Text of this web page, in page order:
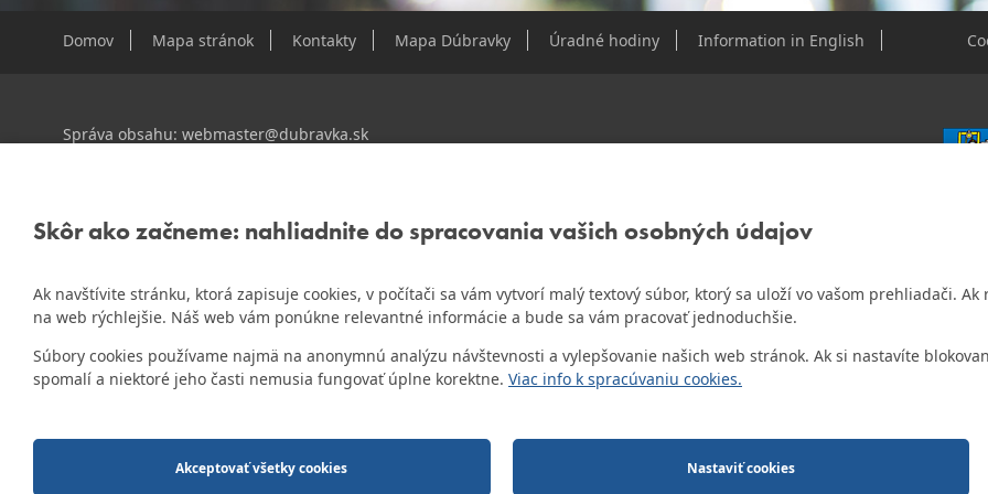
Skôr ako začneme: nahliadnite do spracovania vašich osobných údajov
Ak navštívite stránku, ktorá zapisuje cookies, v počítači sa vám vytvorí malý textový súbor, ktorý sa uloží vo vašom prehliadači.
na web rýchlejšie. Náš web vám ponúkne relevantné informácie a bude sa vám pracovať jednoduchšie.
Súbory cookies používame najmä na anonymnú analýzu návštevnosti a vylepšovanie našich web stránok. Ak si nastavíte
spomalí a niektoré jeho časti nemusia fungovať úplne korektne. Viac info k spracúvaniu cookies.
Domov Mapa stránok Kontakty Mapa Dúbravky Úradné hodiny Information in English
Správa obsahu: webmaster@dubravka.sk
Naša mestská časť získala 3. miesto v súťažiZlatyErb.sk
o najlepšiu internetovú stránku samospráv za
IČ
Číslo
2014-2026 © MÚ Bratislava-Dúbravka